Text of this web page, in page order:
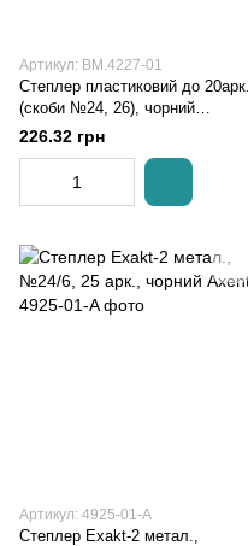
Артикул: BM.4227-01
Степлер пластиковий до 20арк.
(скоби №24, 26), чорний
Buromax
226.32 грн
Артикул: 4925-01-A
Степлер Exakt-2 метал.,